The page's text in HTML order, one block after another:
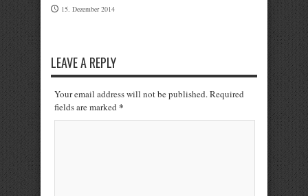
15. Dezember 2014
LEAVE A REPLY
Your email address will not be published. Required
fields are marked *